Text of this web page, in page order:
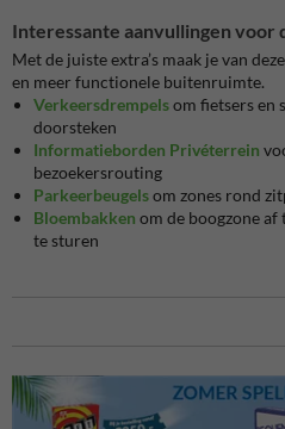
Interessante aanvullingen voor
Met de juiste extra’s maak je van
en meer functionele buitenruimte.
Verkeersdrempelsom fietsers en
doorsteken
Informatieborden Privéterrein
bezoekersrouting
Parkeerbeugelsom zones rond
Bloembakken om de boogzone
te sturen